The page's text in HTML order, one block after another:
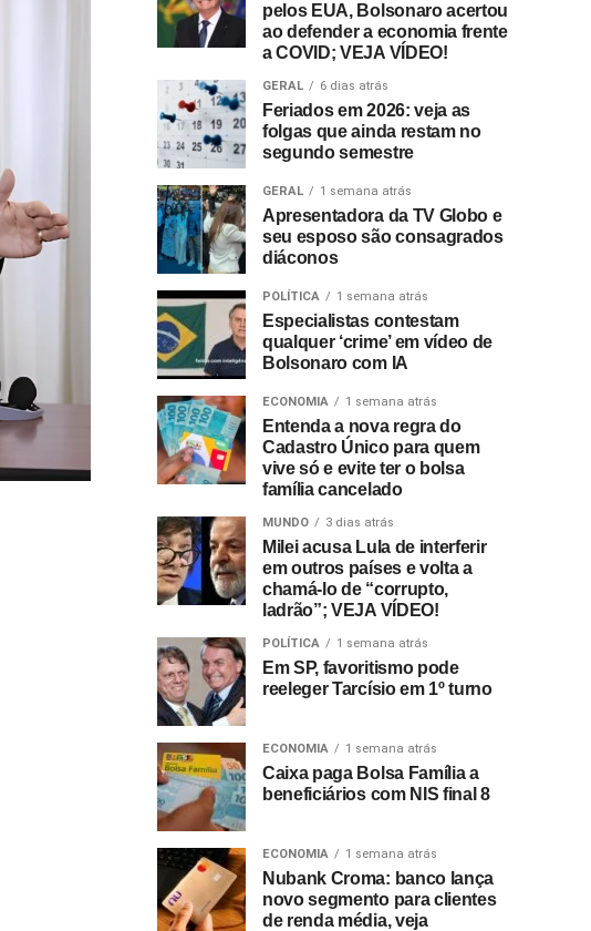
pelos EUA, Bolsonaro acertou
ao defender a economia frente
a COVID; VEJA VÍDEO!
GERAL 6 dias atrás
Feriados em 2026: veja as
folgas que ainda restam no
segundo semestre
GERAL 1 semana atrás
Apresentadora da TV Globo e
seu esposo são consagrados
diáconos
POLÍTICA 1 semana atrás
Especialistas contestam
qualquer ‘crime’ em vídeo de
Bolsonaro com IA
ECONOMIA 1 semana atrás
Entenda a nova regra do
Cadastro Único para quem
vive só e evite ter o bolsa
família cancelado
MUNDO 3 dias atrás
Milei acusa Lula de interferir
em outros países e volta a
chamá-lo de “corrupto,
ladrão”; VEJA VÍDEO!
POLÍTICA 1 semana atrás
Em SP, favoritismo pode
reeleger Tarcísio em 1º turno
ECONOMIA 1 semana atrás
Caixa paga Bolsa Família a
beneficiários com NIS final 8
ECONOMIA 1 semana atrás
Nubank Croma: banco lança
novo segmento para clientes
de renda média, veja